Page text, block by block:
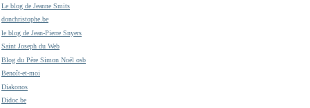
Le blog de Jeanne Smits
donchristophe.be
le blog de Jean-Pierre Snyers
Saint Joseph du Web
Blog du Père Simon Noël osb
Benoît-et-moi
Diakonos
Didoc.be